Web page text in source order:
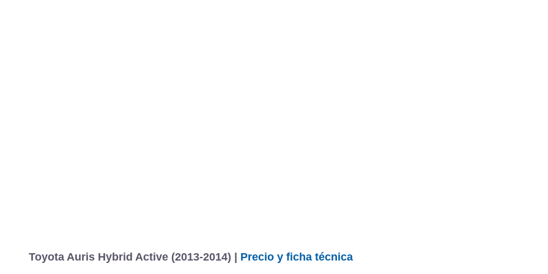
Toyota Auris Hybrid Active (2013-2014) | Precio y ficha técnica